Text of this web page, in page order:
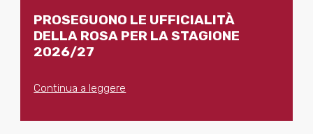
PROSEGUONO LE UFFICIALITÀ
DELLA ROSA PER LA STAGIONE
2026/27
Continua a leggere